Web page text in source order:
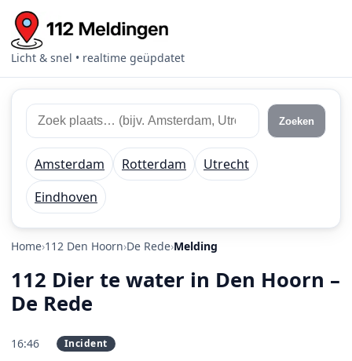
Licht & snel • realtime geüpdatet
Zoek 112 meldingen
Zoek plaats of regio Zoeken
Amsterdam Rotterdam
Utrecht
Eindhoven
Home 112 Den Hoorn De Rede Melding
112 Dier te water in Den Hoorn –
De Rede
16:46 Incident